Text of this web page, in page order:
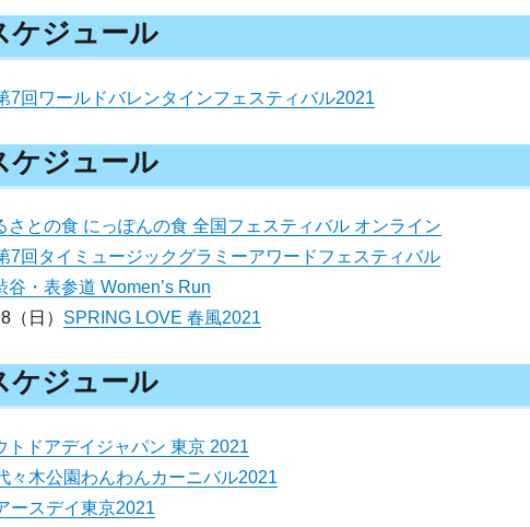
ケジュール
7回ワールドバレンタインフェスティバル2021
ケジュール
さとの食 にっぽんの食 全国フェスティバル オンライン
7回タイミュージックグラミーアワードフェスティバル
谷・表参道 Women’s Run
（日） SPRING LOVE 春⾵2021
ケジュール
トドアデイジャパン 東京 2021
々木公園わんわんカーニバル2021
ースデイ東京2021